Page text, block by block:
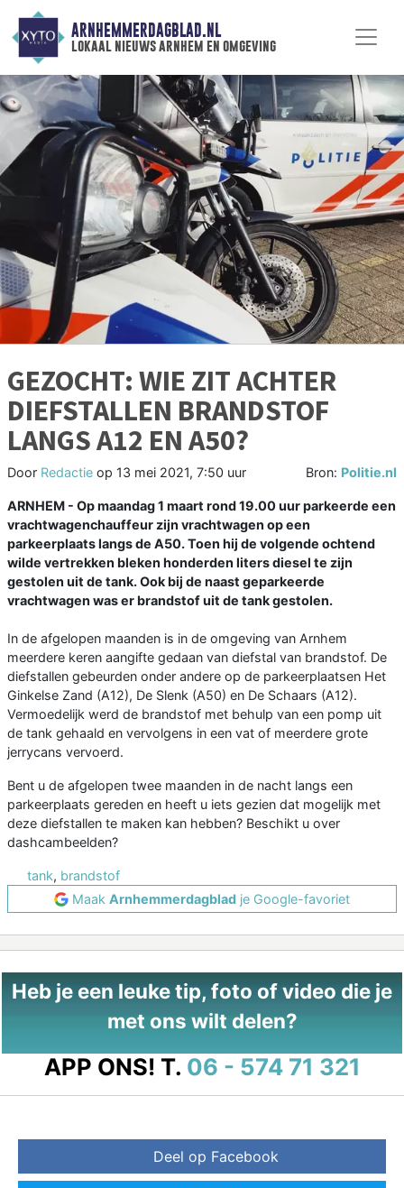
ARNHEMMERDAGBLAD.NL
lokaal nieuws arnhem en omgeving
GEZOCHT: WIE ZIT ACHTER
DIEFSTALLEN BRANDSTOF
LANGS A12 EN A50?
Door Redactie op 13 mei 2021, 7:50 uur Bron: Politie.nl
ARNHEM - Op maandag 1 maart rond 19.00 uur parkeerde een
vrachtwagenchauffeur zijn vrachtwagen op een
parkeerplaats langs de A50. Toen hij de volgende ochtend
wilde vertrekken bleken honderden liters diesel te zijn
gestolen uit de tank. Ook bij de naast geparkeerde
vrachtwagen was er brandstof uit de tank gestolen.
In de afgelopen maanden is in de omgeving van Arnhem
meerdere keren aangifte gedaan van diefstal van brandstof. De
diefstallen gebeurden onder andere op de parkeerplaatsen Het
Ginkelse Zand (A12), De Slenk (A50) en De Schaars (A12).
Vermoedelijk werd de brandstof met behulp van een pomp uit
de tank gehaald en vervolgens in een vat of meerdere grote
jerrycans vervoerd.
Bent u de afgelopen twee maanden in de nacht langs een
parkeerplaats gereden en heeft u iets gezien dat mogelijk met
deze diefstallen te maken kan hebben? Beschikt u over
dashcambeelden?
tank, brandstof
Maak Arnhemmerdagblad je Google-favoriet
Heb je een leuke tip, foto of video die je
met ons wilt delen?
APP ONS! T. 06 - 574 71 321
Deel op Facebook